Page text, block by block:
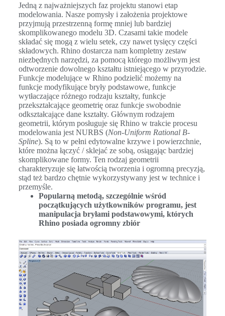
Jedną z najważniejszych faz projektu stanowi etap
modelowania. Nasze pomysły i założenia projektowe
przyjmują przestrzenną formę mniej lub bardziej
skomplikowanego modelu 3D. Czasami takie modele
składać się mogą z wielu setek, czy nawet tysięcy części
składowych. Rhino dostarcza nam kompletny zestaw
niezbędnych narzędzi, za pomocą którego możliwym jest
odtworzenie dowolnego kształtu istniejącego w przyrodzie.
Funkcje modelujące w Rhino podzielić możemy na
funkcje modyfikujące bryły podstawowe, funkcje
wytłaczające różnego rodzaju kształty, funkcje
przekształcające geometrię oraz funkcje swobodnie
odkształcające dane kształty. Głównym rodzajem
geometrii, którym posługuje się Rhino w trakcie procesu
modelowania jest NURBS (Non-Uniform Rational B-
Spline). Są to w pełni edytowalne krzywe i powierzchnie,
które można łączyć / sklejać ze sobą, osiągając bardziej
skomplikowane formy. Ten rodzaj geometrii
charakteryzuje się łatwością tworzenia i ogromną precyzją,
stąd też bardzo chętnie wykorzystywany jest w technice i
przemyśle.
Popularną metodą, szczególnie wśród
początkujących użytkowników programu, jest
manipulacja bryłami podstawowymi, których
Rhino posiada ogromny zbiór